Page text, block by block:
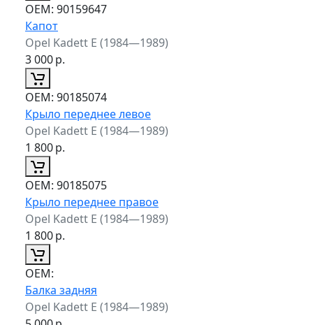
ОЕМ: 90159647
Капот
Opel Kadett E (1984—1989)
3 000р.
ОЕМ: 90185074
Крыло переднее левое
Opel Kadett E (1984—1989)
1 800р.
ОЕМ: 90185075
Крыло переднее правое
Opel Kadett E (1984—1989)
1 800р.
ОЕМ:
Балка задняя
Opel Kadett E (1984—1989)